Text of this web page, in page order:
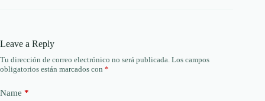
Leave a Reply
Tu dirección de correo electrónico no será publicada. Los campos
obligatorios están marcados con *
Name *